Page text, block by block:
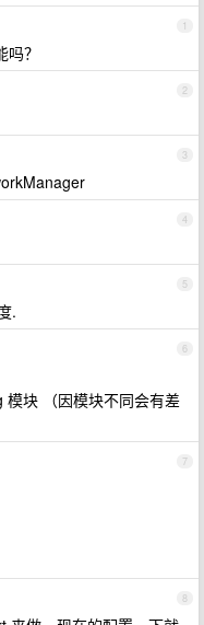
1
？
2
3
4
5
.
6
块 （因模块不同会有差
7
8